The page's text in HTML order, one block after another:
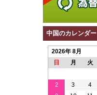
中国のカレンダー
2026年 8月
日
月 火
2
3 4